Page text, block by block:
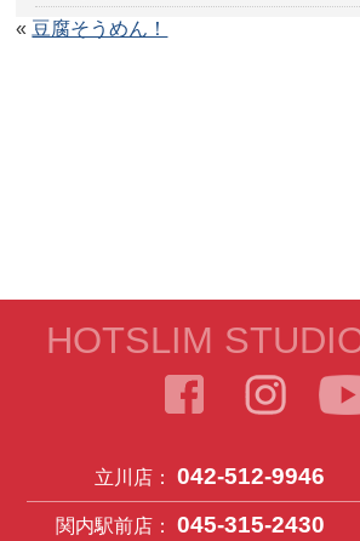
« 豆腐そうめん！
HOTSLIM
立川店： 042-512-9946
関内駅前店： 045-315-2430